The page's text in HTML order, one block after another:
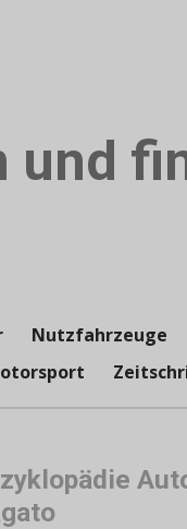
und
Nutzfahrzeuge